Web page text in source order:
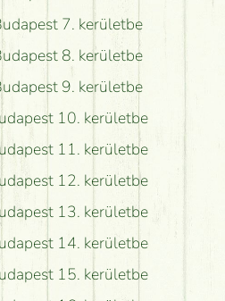
7. kerületbe
8. kerületbe
9. kerületbe
10. kerületbe
11. kerületbe
12. kerületbe
13. kerületbe
14. kerületbe
15. kerületbe